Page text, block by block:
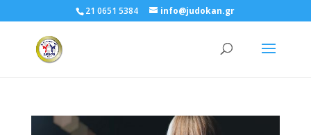
21 0651 5384 info@judokan.gr